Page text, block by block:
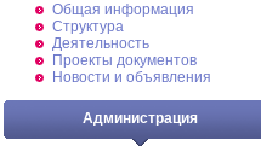
Общая информация
Структура
Деятельность
Проекты документов
Новости и объявления
Администрация